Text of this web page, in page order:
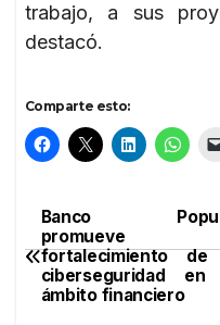
trabajo, a sus
destacó.
Comparte esto:
Navegación
de
Banco
promueve
fortalecimiento de
ciberseguridad en
ámbito financiero